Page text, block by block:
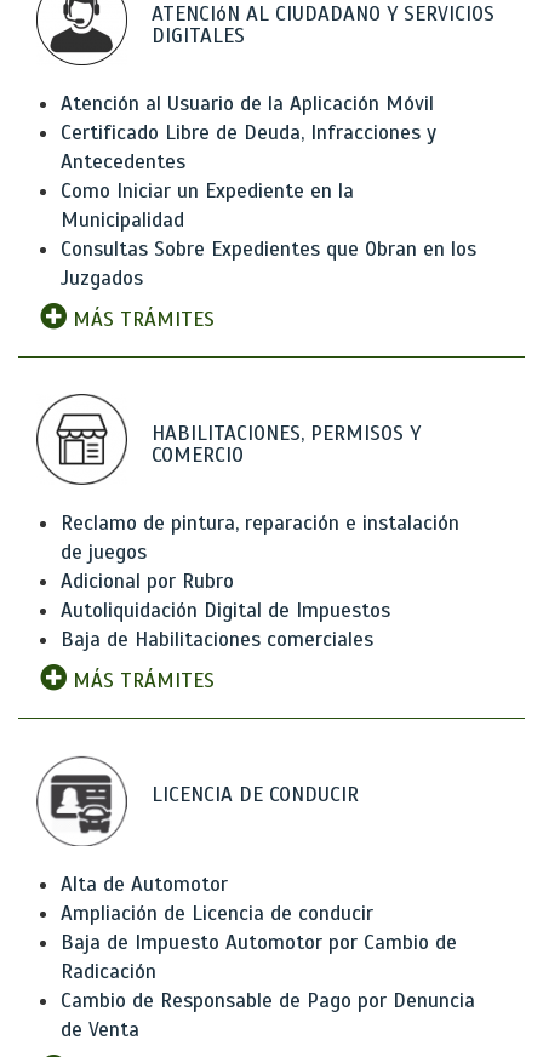
ATENCIóN AL CIUDADANO Y SERVICIOS
DIGITALES
Atención al Usuario de la Aplicación Móvil
Certificado Libre de Deuda, Infracciones y
Antecedentes
Como Iniciar un Expediente en la
Municipalidad
Consultas Sobre Expedientes que Obran en los
Juzgados
MÁS TRÁMITES
HABILITACIONES, PERMISOS Y
COMERCIO
Reclamo de pintura, reparación e instalación
de juegos
Adicional por Rubro
Autoliquidación Digital de Impuestos
Baja de Habilitaciones comerciales
MÁS TRÁMITES
LICENCIA DE CONDUCIR
Alta de Automotor
Ampliación de Licencia de conducir
Baja de Impuesto Automotor por Cambio de
Radicación
Cambio de Responsable de Pago por Denuncia
de Venta